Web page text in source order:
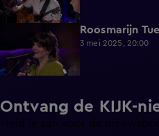
Roosmarijn
3 mei 2025, 20:00
Ontvang de KIJK-
Meld je aan voor de